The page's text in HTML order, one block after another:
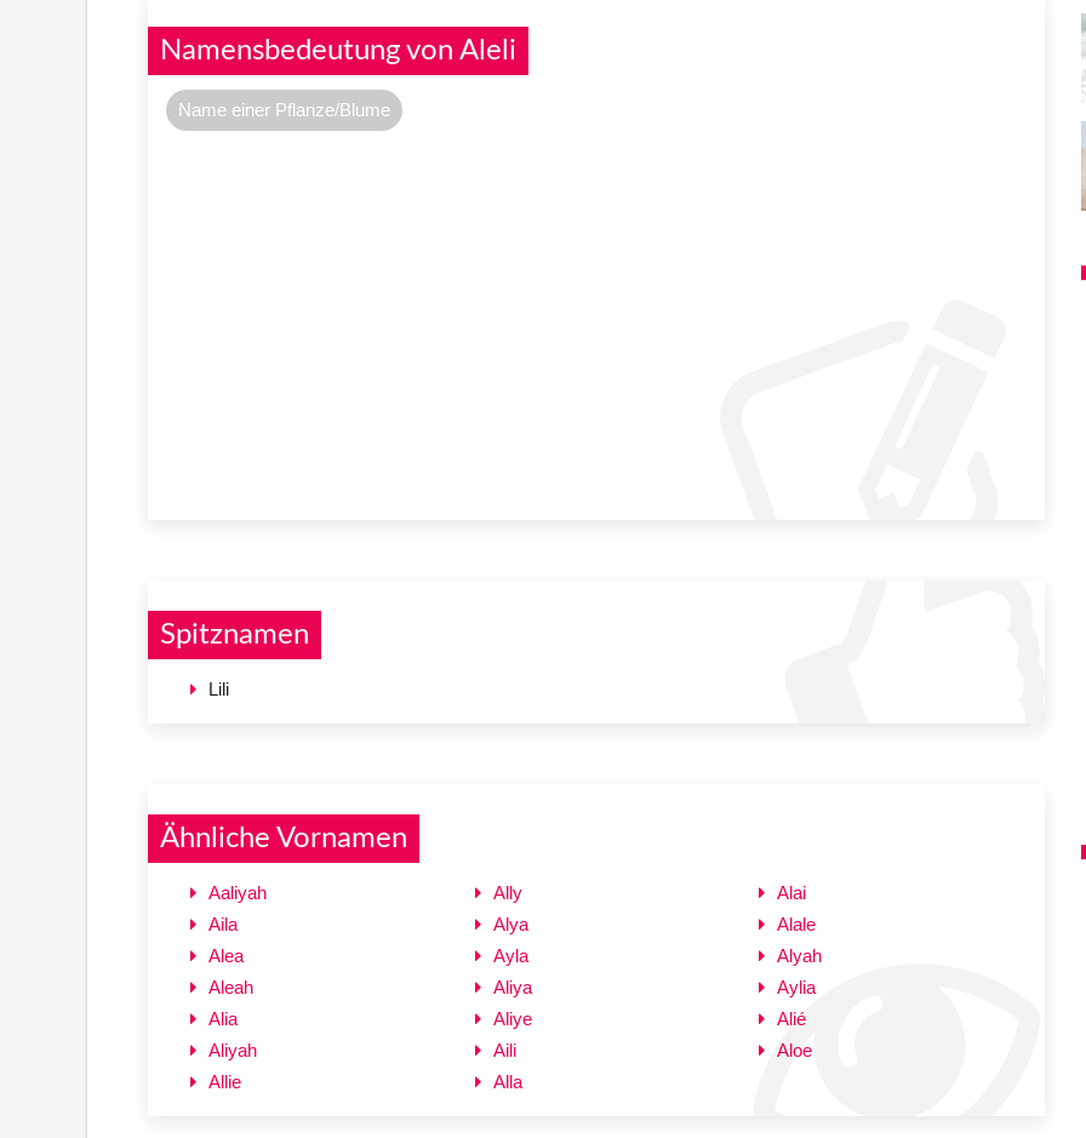
Namensbedeutung von Aleli
Name einer Pflanze/Blume
Spitznamen
Lili
Ähnliche Vornamen
Aaliyah
Aila
Alea
Aleah
Alia
Aliyah
Allie
Ally
Alya
Ayla
Aliya
Aliye
Aili
Alla
Alai
Alale
Alyah
Aylia
Alié
Aloe